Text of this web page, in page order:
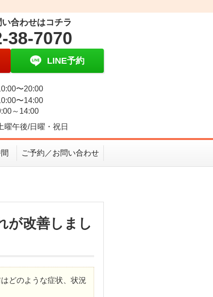
合わせはコチラ
38-7070
LINE予約
〜20:00
〜14:00
～14:00
曜午後/日曜・祝日
ご予約／お問い合わせ
が改善しまし
どのような症状、状況